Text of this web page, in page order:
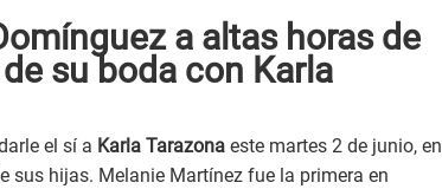
a altas horas de
su boda con Karla
el sí a Karla Tarazona este martes 2 de junio, en
sus hijas. Melanie Martínez fue la primera en